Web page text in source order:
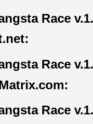
Race
Race
Race